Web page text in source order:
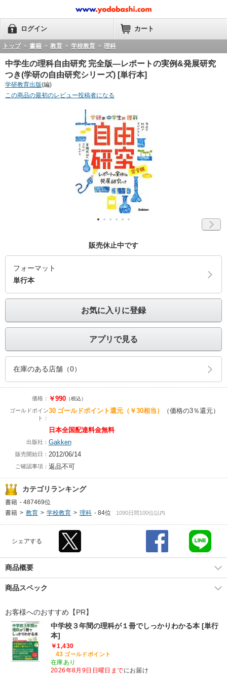
ログイン カート
トップ > 書籍 > 教育 > 学校教育 > 理科
中学生の理科自由研究 完全版―レポートの実例&発展研究
つき(学研の自由研究シリーズ) [単行本]
学研教育出版(編)
この商品の最初のレビュー投稿者になる
販売休止中です
フォーマット
単行本
お気に入りに登録
アプリで見る
在庫のある店舗（0）
価格： ￥990（税込）
ゴールドポイン
ト：
30 ゴールドポイント還元（￥30相当） （価格の3％還元）
日本全国配達料金無料
出版社： Gakken
販売開始日： 2012/06/14
ご確認事項： 返品不可
カテゴリランキング
書籍 - 487469位
書籍 > 教育 > 学校教育 > 理科 - 84位 1090日間100位以内
シェアする
商品概要
商品スペック
お客様へのおすすめ【PR】
中学校３年間の理科が１冊でしっかりわかる本 [単行
本]
￥1,430
43 ゴールドポイント
在庫あり
2026年8月9日日曜日までにお届け